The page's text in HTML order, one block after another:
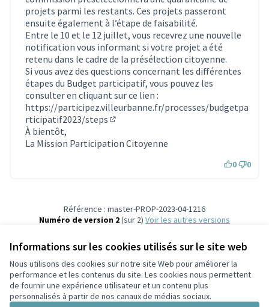
Informations sur les cookies utilisés sur le site web
Nous utilisons des cookies sur notre site Web pour améliorer la
performance et les contenus du site. Les cookies nous permettent
de fournir une expérience utilisateur et un contenu plus
personnalisés à partir de nos canaux de médias sociaux.
projets parmi les restants. Ces projets passeront
ensuite également à l’étape de faisabilité.
Entre le 10 et le 12 juillet, vous recevrez une nouvelle
notification vous informant si votre projet a été
retenu dans le cadre de la présélection citoyenne.
Si vous avez des questions concernant les différentes
étapes du Budget participatif, vous pouvez les
consulter en cliquant sur ce lien :
https://participez.villeurbanne.fr/processes/budgetpa
rticipatif2023/steps
À bientôt,
La Mission Participation Citoyenne
0 0
Référence : master-PROP-2023-04-1216
Numéro de version 2(sur 2)
voir les autres versions
Conditions d'utilisation
Paramètres des cookies
Participez Villeurbanne sur X
Participez Villeurbanne sur Facebook
Participez Villeurbanne sur Instagram
Participez Villeurbanne sur YouTube